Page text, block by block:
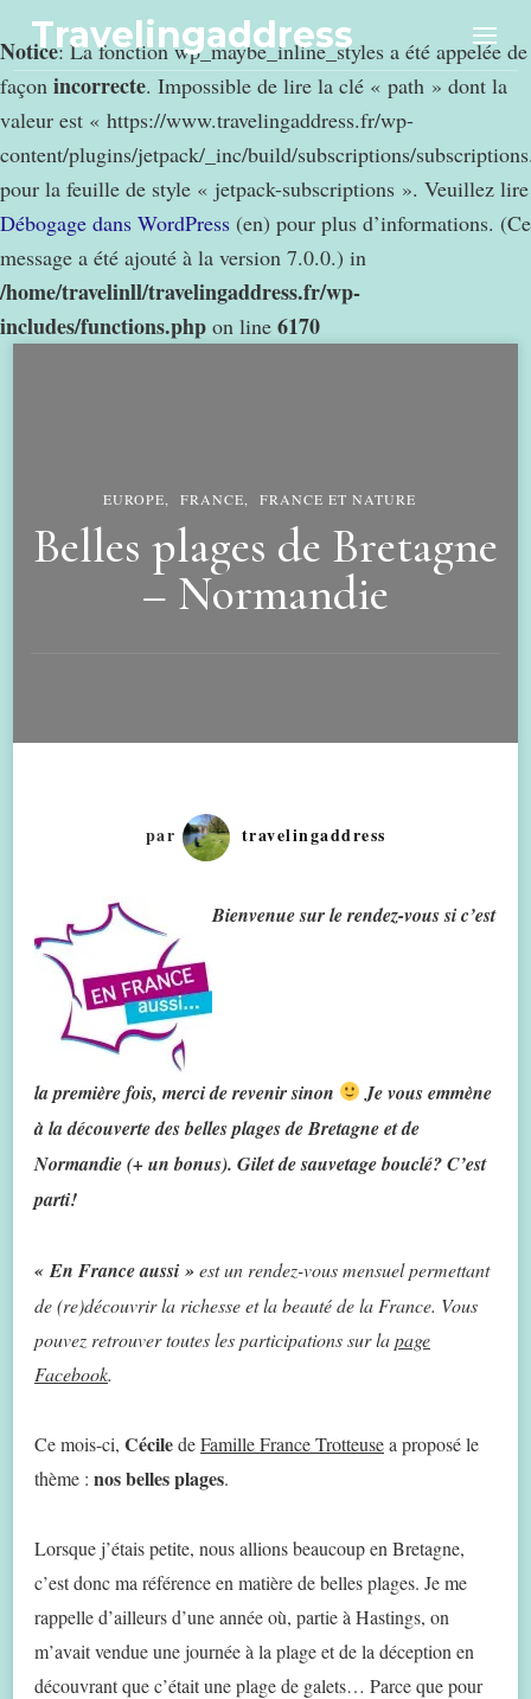
Notice: La fonction wp_maybe_inline_styles a été appelée de
façon incorrecte. Impossible de lire la clé « path » dont la
valeur est « https://www.travelingaddress.fr/wp-
content/plugins/jetpack/_inc/build/subscriptions/
pour la feuille de style « jetpack-subscriptions ». Veuillez lire
Débogage dans WordPress (en) pour plus d’informations. (Ce
message a été ajouté à la version 7.0.0.) in
/home/travelinll/travelingaddress.fr/wp-
includes/functions.php on line 6170
Travelingaddress
EUROPE FRANCE FRANCE ET NATURE
Belles plages de Bretagne
– Normandie
par travelingaddress
Bienvenue sur le rendez-vous si c’est
la première fois, merci de revenir sinon
Je vous emmène
à la découverte des belles plages de Bretagne et de
Normandie (+ un bonus). Gilet de sauvetage bouclé? C’est
parti!
« En France aussi »est un rendez-vous mensuel permettant
de (re)découvrir la richesse et la beauté de la France. Vous
pouvez retrouver toutes les participations sur lapage
Facebook.
Ce mois-ci, CéciledeFamille France Trotteusea proposé le
thème : nos belles plages.
Lorsque j’étais petite, nous allions beaucoup en Bretagne,
c’est donc ma référence en matière de belles plages. Je me
rappelle d’ailleurs d’une année où, partie à Hastings, on
m’avait vendue une journée à la plage et de la déception en
découvrant que c’était une plage de galets… Parce que pour